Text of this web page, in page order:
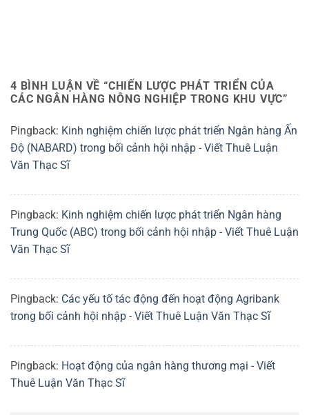
4 BÌNH LUẬN VỀ “CHIẾN LƯỢC PHÁT TRIỂN CỦA
CÁC NGÂN HÀNG NÔNG NGHIỆP TRONG KHU VỰC”
Pingback: Kinh nghiệm chiến lược phát triển Ngân hàng Ấn
Độ (NABARD) trong bối cảnh hội nhập - Viết Thuê Luận
Văn Thạc Sĩ
Pingback: Kinh nghiệm chiến lược phát triển Ngân hàng
Trung Quốc (ABC) trong bối cảnh hội nhập - Viết Thuê Luận
Văn Thạc Sĩ
Pingback: Các yếu tố tác động đến hoạt động Agribank
trong bối cảnh hội nhập - Viết Thuê Luận Văn Thạc Sĩ
Pingback: Hoạt động của ngân hàng thương mại - Viết
Thuê Luận Văn Thạc Sĩ